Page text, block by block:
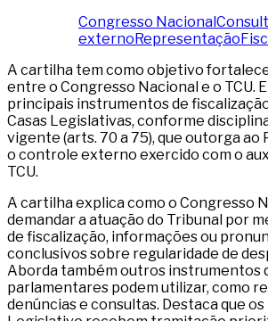
Congresso Nacional
externoRepresentação
A cartilha tem como objetivo
entre o Congresso Nacional e o TCU.
principais instrumentos de
Casas Legislativas, conforme
vigente (arts. 70 a 75), que outorga ao
o controle externo exercido com o
TCU.
A cartilha explica como o Congresso
demandar a atuação do Tribunal por
de fiscalização, informações ou
conclusivos sobre regularidade de
Aborda também outros instrumentos
parlamentares podem utilizar, como
denúncias e consultas. Destaca que os